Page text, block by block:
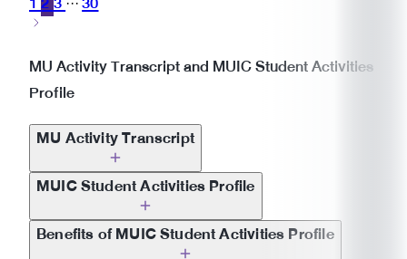
···
MU Activity Transcript and MUIC Student Activities
Profile
MU Activity Transcript
MUIC Student Activities Profile
Benefits of MUIC Student Activities Profile